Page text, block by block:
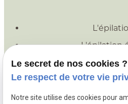
L'épilation
Le laser
Nos
Médecin
Le secret de nos cookies ?
Le respect de votre vie
Notre site utilise des cookies pour